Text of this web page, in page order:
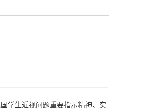
学生近视问题重要指示精神、实